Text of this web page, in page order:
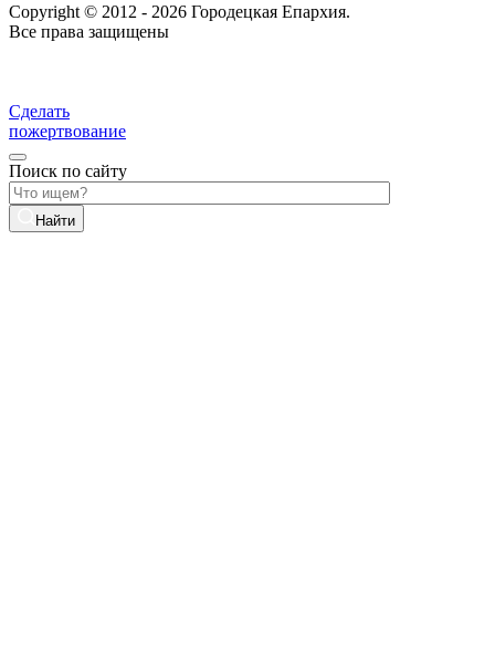
Copyright © 2012 - 2026 Городецкая Епархия.
Все права защищены
Сделать
пожертвование
Поиск по сайту
Найти